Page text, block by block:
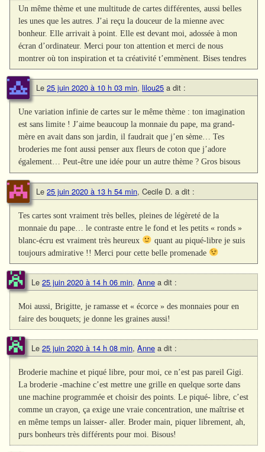
Un même thème et une multitude de cartes différentes, aussi belles
les unes que les autres. J’ai reçu la douceur de la mienne avec
bonheur. Elle arrivait à point. Elle est devant moi, adossée à mon
écran d’ordinateur. Merci pour ton attention et merci de nous
montrer où ton inspiration et ta créativité t’emmènent. Bises tendres
Le 25 juin 2020 à 10 h 03 min, lilou25 a dit :
Une variation infinie de cartes sur le même thème : ton imagination
est sans limite ! J’aime beaucoup la monnaie du pape, ma grand-
mère en avait dans son jardin, il faudrait que j’en sème… Tes
broderies me font aussi penser aux fleurs de coton que j’adore
également… Peut-être une idée pour un autre thème ? Gros bisous
Le 25 juin 2020 à 13 h 54 min, Cecile D. a dit :
Tes cartes sont vraiment très belles, pleines de légèreté de la
monnaie du pape… le contraste entre le fond et les petits « ronds »
blanc-écru est vraiment très heureux
quant au piqué-libre je suis
toujours admirative !! Merci pour cette belle promenade
Le 25 juin 2020 à 14 h 06 min, Anne a dit :
Moi aussi, Brigitte, je ramasse et « écorce » des monnaies pour en
faire des bouquets; je donne les graines aussi!
Le 25 juin 2020 à 14 h 08 min, Anne a dit :
Broderie machine et piqué libre, pour moi, ce n’est pas pareil Gigi.
La broderie -machine c’est mettre une grille en quelque sorte dans
une machine programmée et choisir des points. Le piqué- libre, c’est
comme un crayon, ça exige une vraie concentration, une maîtrise et
en même temps un laisser- aller. Broder main, piquer librement, ah,
purs bonheurs très différents pour moi. Bisous!